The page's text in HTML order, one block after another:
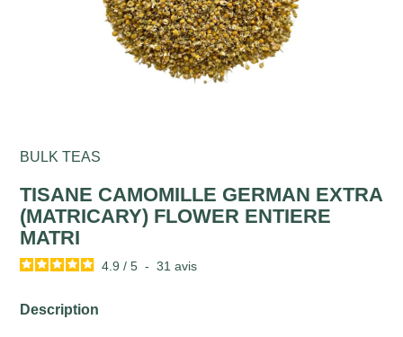
BULK TEAS
TISANE CAMOMILLE GERMAN EXTRA
(MATRICARY) FLOWER ENTIERE
MATRI
4.9 / 5 - 31avis
Description